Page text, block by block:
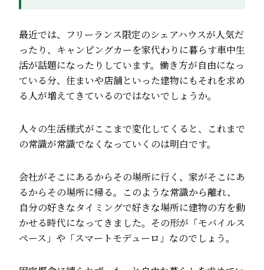
最近では、フリーランス限定のシェアハウスが人気だ
ったり、キャンピングカーを家代わりに暮らす車中生
活が話題になったりしています。働き方が自由になっ
ている分、住まいや店舗といった建物にもそれを求め
る人が増えてきているのではないでしょうか。
人々の生活様式がここまで変化してくると、これまで
の常識が常識でなくなっていくのは明白です。
会社がそこにあるからその場所に行く、家がそこにあ
るからその場所に帰る。このような常識から離れ、
自分の好きなタイミングで好きな場所に建物の方を動
かせる時代になってきました。その形が「モバイルス
ペース」や「スマートモデューロ」なのでしょう。